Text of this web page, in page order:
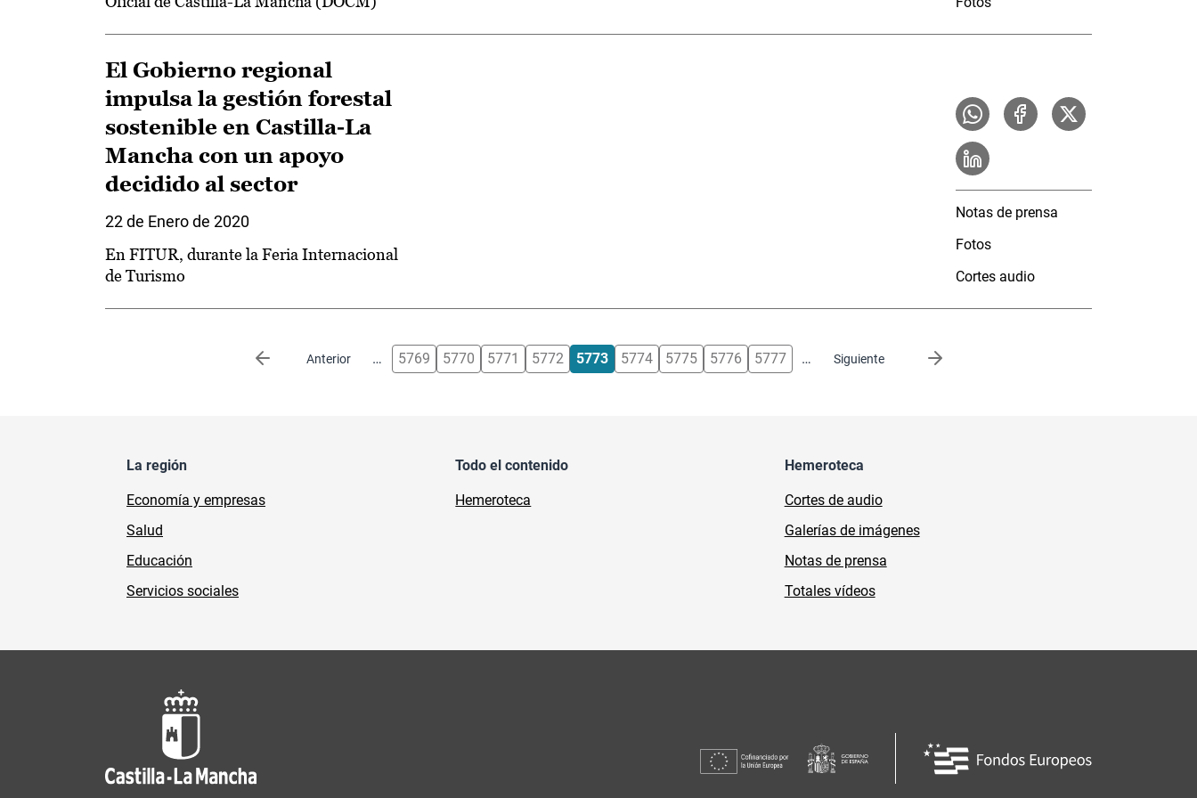
El Gobierno regional
impulsa la gestión forestal
sostenible en Castilla-La
Mancha con un apoyo
decidido al sector
22 de Enero de 2020
En FITUR, durante la Feria Internacional
de Turismo
Notas de prensa
Fotos
Cortes audio
Anterior
Página anterior … 5769 5770 5771 5772 5773 5774 5775 5776 5777 … Siguiente
Siguiente página
La región
Economía y empresas
Salud
Educación
Servicios sociales
Todo el contenido
Hemeroteca
Hemeroteca
Cortes de audio
Galerías de imágenes
Notas de prensa
Totales vídeos